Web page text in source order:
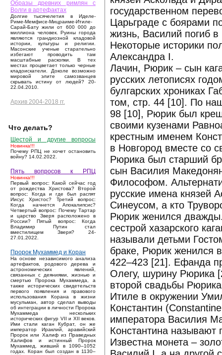
Образы древних римлян с
Волги в артефактах
Долгие тысячелетия в Иделе-
Риме-Мемфисе-Мицраиме-Итиле-
Сарай-Бату жили от 600 000 до
миллиона человек. Руины города
являются грандиозной кладовой
истории, культуры и религии.
Масонские ученые старательно
избегают проводить там
масштабные раскопки. В тех
местах процветает только черные
кладоискатели. Доколе возможно
мировой элите самозванцев
скрывать истину от людей? 20-
22.04.2010.
Архив 2004-2018 гг.
Что делать?
Шестой и другие вопросы
Новинка!!!
Почему РПЦ не хочет остановить
войну? 14.02.2022.
Пять вопросов к РПЦ
Новинка!!!
Первый вопрос: Какой сейчас год
от рождества Христова? Второй
вопрос: Когда и где был распят
Иисус Христос? Третий вопрос:
Когда начнется Апокалипсис?
Четвертый вопрос: Почему Тартар
и царство Зверя расположено в
России? Пятый вопрос: Когда
Владимир Путин стал
вместилищем Зверя? 24-
27.01.2022.
Пророк Мухаммед и Коран
На основе независимого анализа
артефактов, родового дерева и
астрономических явлений,
связанных с деяниями, жизнью и
смертью Пророка Мухаммеда, а
также исторических свидетельств
первого появления и правового
использования Корана в жизни
мусульман, автор сделал выводы
об интеграции в личности Пророка
Мухаммеда нескольких
исторических фигур VII и XII веков.
Ими стали каган Кубрат, он же
император Ираклий, аравийский
Пророк или Халиф из Праведных
Халифов и истинный Пророк
Мухаммед, живший в 1090–1052
годах. Коран был создан в 1130–
государственном
Царьграде с боярами
жизнь, Василий погиб в
Некоторые историки
Александра I.
Лачин, Рюрик – сын
русских летописях
булгарских хрониках
том, стр. 44 [10]. По
98 [10], Рюрик был
своими кузенами
крестным именем
в Новгород вместе со
Рюрика был старший
сын Василия
Философом.
русские имена князей
Синеусом, а кто
Рюрик женился
сестрой хазарского
называли детьми
браке, Рюрик женился
422–423 [21]. Ефанда
Олегу, шурину Рюрика
второй свадьбы
Итиле в окружении
Константин
императора Василия
Константина
Известна монета –